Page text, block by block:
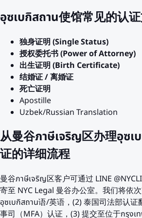
อุซเบกิสถาน使馆常见的认
独身证明 (Single Status)
授权委托书 (Power of Attorney)
出生证明 (Birth Certificate)
结婚证 / 离婚证
死亡证明
Apostille
Uzbek/Russian Translation
从曼谷ภาษีเจริญ区办理อุซเ
证的详细流程
曼谷ภาษีเจริญ区客户可通过 LINE
寄至 NYC Legal 曼谷办公室。我们将依
อุซเบกิสถาน语/英语，(2) 泰国司法部认证
事司（MFA）认证，(3) 提交至位于กรุงเ